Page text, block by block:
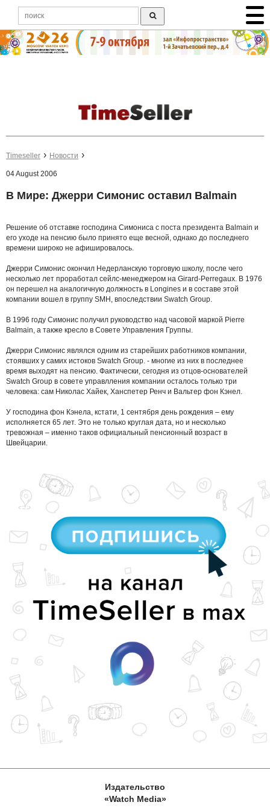
Timeseller Новости
04 August 2006
В Мире: Джерри Симонис оставил Balmain
Решение об отставке господина Симониса с поста президента Balmain и
его уходе на пенсию было принято еще весной, однако до последнего
времени широко не афишировалось.
Джерри Симонис окончил Недерланскую торговую школу, после чего
несколько лет проработал сейлс-менеджером на Girard-Perregaux. В 1976
он перешел на аналогичную должность в Longines и в составе этой
компании вошел в группу SMH, впоследствии Swatch Group.
В 1996 году Симонис получил руководство над часовой маркой Pierre
Balmain, а также кресло в Совете Управления Группы.
Джерри Симонис являлся одним из старейших работников компании,
стоявших у самих истоков Swatch Group. - многие из них в последнее
время выходят на пенсию. Фактически, сегодня из отцов-основателей
Swatch Group в совете управлления компании осталось только три
человека: сам Николас Хайек, Ханспетер Ренч и Вальтер фон Кэнел.
У господина фон Кэнела, кстати, 1 сентября день рождения – ему
исполняется 65 лет. Это не только круглая дата, но и несколько
тревожная – именно таков официальный пенсионный возраст в
Швейцарии.
Издательство
«Watch Media»